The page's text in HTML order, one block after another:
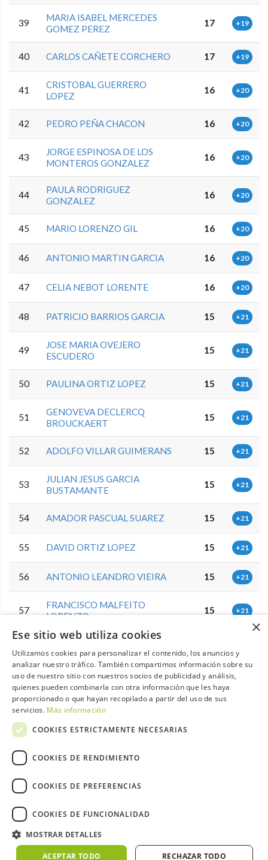
39
MARIA ISABEL MERCEDES
GOMEZ PEREZ
17 +19
40 CARLOS CAÑETE CORCHERO 17 +19
41
CRISTOBAL GUERRERO
LOPEZ
16 +20
42 PEDRO PEÑA CHACON 16 +20
43
JORGE ESPINOSA DE LOS
MONTEROS GONZALEZ
16 +20
44
PAULA RODRIGUEZ
GONZALEZ
16 +20
45 MARIO LORENZO GIL 16 +20
46 ANTONIO MARTIN GARCIA 16 +20
47 CELIA NEBOT LORENTE 16 +20
48 PATRICIO BARRIOS GARCIA 15 +21
49
JOSE MARIA OVEJERO
ESCUDERO
15 +21
50 PAULINA ORTIZ LOPEZ 15 +21
51
GENOVEVA DECLERCQ
BROUCKAERT
15 +21
52 ADOLFO VILLAR GUIMERANS 15 +21
53
JULIAN JESUS GARCIA
BUSTAMANTE
15 +21
54 AMADOR PASCUAL SUAREZ 15 +21
55 DAVID ORTIZ LOPEZ 15 +21
56 ANTONIO LEANDRO VIEIRA 15 +21
57
FRANCISCO MALFEITO
LORENZO
15 +21
59
JOSE RAMON RODRIGUEZ
SALORT
15 +21
60 MANUELA PARRALO MARCOS
62
63
64
JOSE MANUEL CASTILLO
RODRIGUEZ
×
Ese sitio web utiliza cookies
Utilizamos cookies para personalizar el contenido, los anuncios y
analizar nuestro tráfico. También compartimos información sobre su
uso de nuestro sitio con nuestros socios de publicidad y análisis,
quienes pueden combinarla con otra información que les haya
proporcionado o que hayan recopilado a partir del uso de sus
servicios. Más información
COOKIES ESTRICTAMENTE NECESARIAS
COOKIES DE RENDIMIENTO
COOKIES DE PREFERENCIAS
COOKIES DE FUNCIONALIDAD
MOSTRAR DETALLES
ACEPTAR TODO RECHAZAR TODO